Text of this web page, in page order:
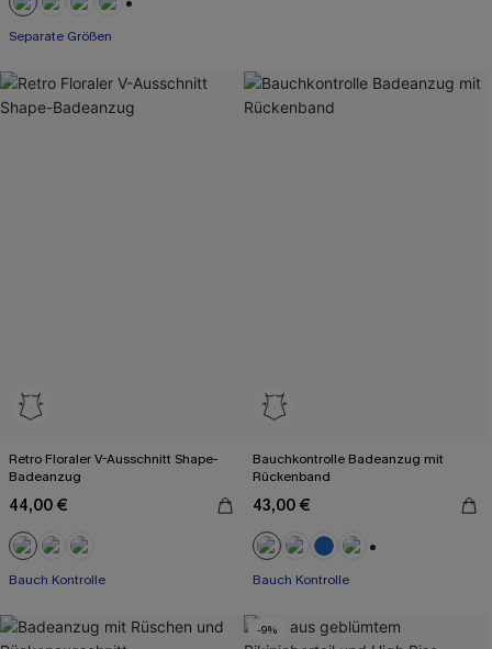
Separate Größen
Retro Floraler V-Ausschnitt Shape-
Badeanzug
44,00 €
Bauch Kontrolle
Bauchkontrolle Badeanzug mit
Rückenband
43,00 €
Bauch Kontrolle
-9%